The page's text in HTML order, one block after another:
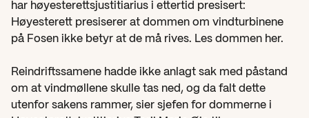
har høyesterettsjustitiarius i ettertid presisert:
Høyesterett presiserer at dommen om vindturbinene
på Fosen ikke betyr at de må rives. Les dommen her.
Reindriftssamene hadde ikke anlagt sak med påstand
om at vindmøllene skulle tas ned, og da falt dette
utenfor sakens rammer, sier sjefen for dommerne i